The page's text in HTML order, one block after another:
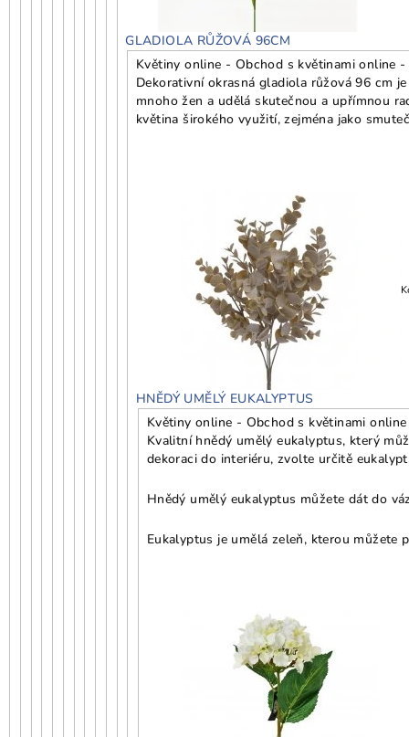
GLADIOLA RŮŽOVÁ 96CM
Květiny online - Obchod s květinami online
Dekorativní okrasná gladiola růžová 96 cm
mnoho žen a udělá skutečnou a upřímnou
květina širokého využití, zejména jako
HNĚDÝ UMĚLÝ EUKALYPTUS
Květiny online - Obchod s květinami
Kvalitní hnědý umělý eukalyptus, který
dekoraci do interiéru, zvolte určitě
Hnědý umělý eukalyptus můžete dát do
Eukalyptus je umělá zeleň, kterou můžete